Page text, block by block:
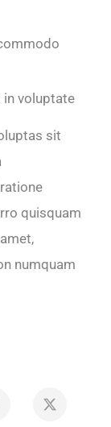
in voluptate
sit
quisquam
numquam